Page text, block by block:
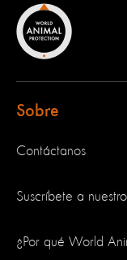
Sobre
Contáctanos
Suscríbete a
¿Por qué World